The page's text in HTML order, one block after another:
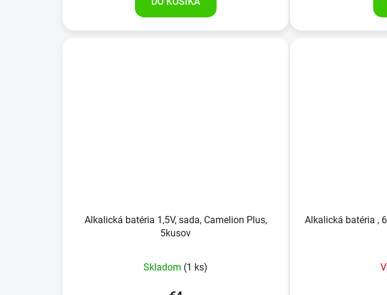
Alkalická batéria 1,5V, sada, Camelion Plus,
5kusov
Skladom (1 ks)
Alkalická batéria ,